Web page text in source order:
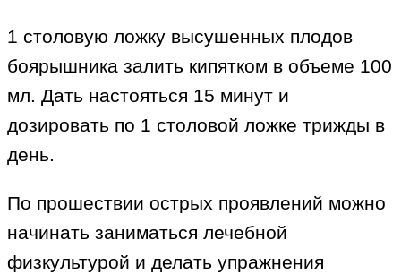
1 столовую ложку высушенных плодов
боярышника залить кипятком в объеме 100
мл. Дать настояться 15 минут и
дозировать по 1 столовой ложке трижды в
день.
По прошествии острых проявлений можно
начинать заниматься лечебной
физкультурой и делать упражнения